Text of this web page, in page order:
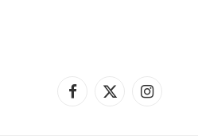
Facebook
X
Instagram